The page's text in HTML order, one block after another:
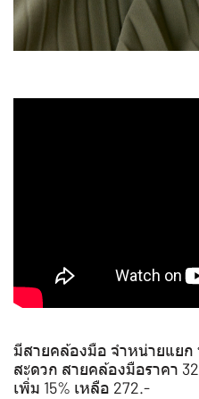
มีสายคล้องมือ จำหน่ายแย
สะดวก สายคล้องมือราคา
เพิ่ม 15% เหลือ 272.-